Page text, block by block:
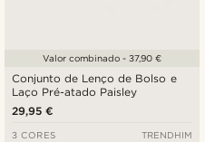
Conjunto de Lenço de Bolso e
Laço Pré-atado Paisley
29,95 €
Valor combinado - 37,90 €
3 CORES TRENDHIM